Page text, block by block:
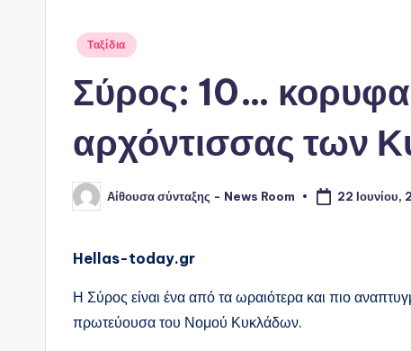
Αναρτήθηκε
Ταξίδια
Σύρος: 10…
αρχόντισσας των
Συγγραφέας:Αίθουσα σύνταξης - News Room 22 Ιουνίου,
Hellas-today.gr
Η Σύρος είναι ένα από τα ωραιότερα και πιο
πρωτεύουσα του Νομού Κυκλάδων.